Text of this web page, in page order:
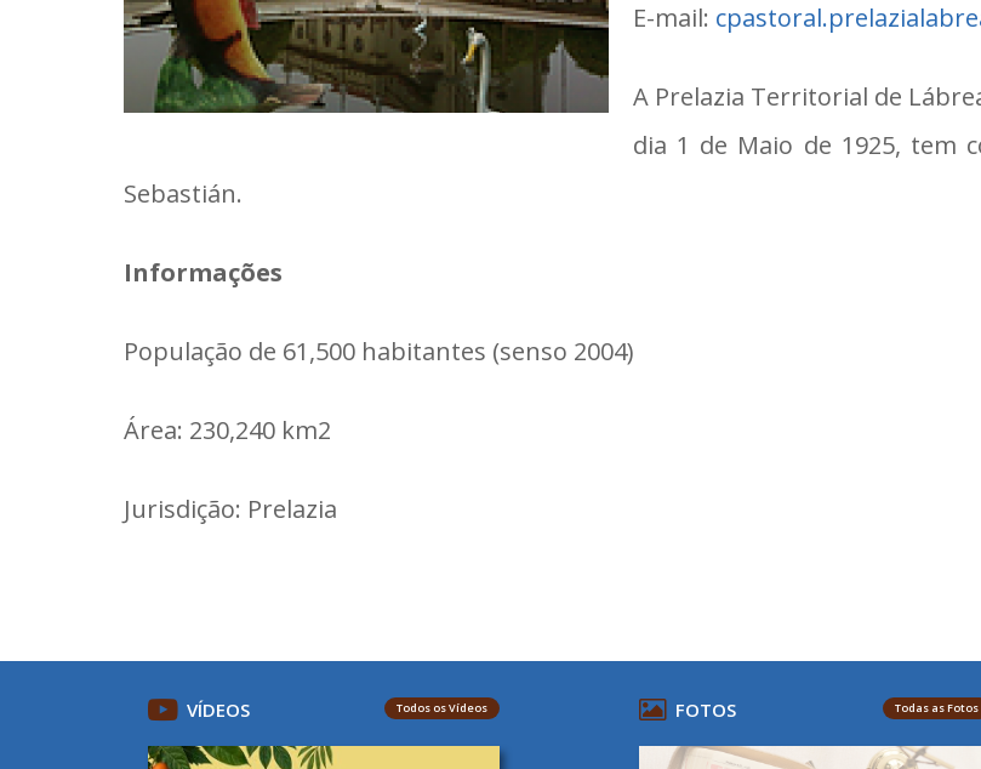
E-mail:
A Prelazia Territorial de
dia 1 de Maio de 1925, tem
Sebastián.
Informações
População de 61,500 habitantes (senso 2004)
Área: 230,240 km2
Jurisdição: Prelazia
VÍDEOS Todos os Vídeos FOTOS Todas as Fotos